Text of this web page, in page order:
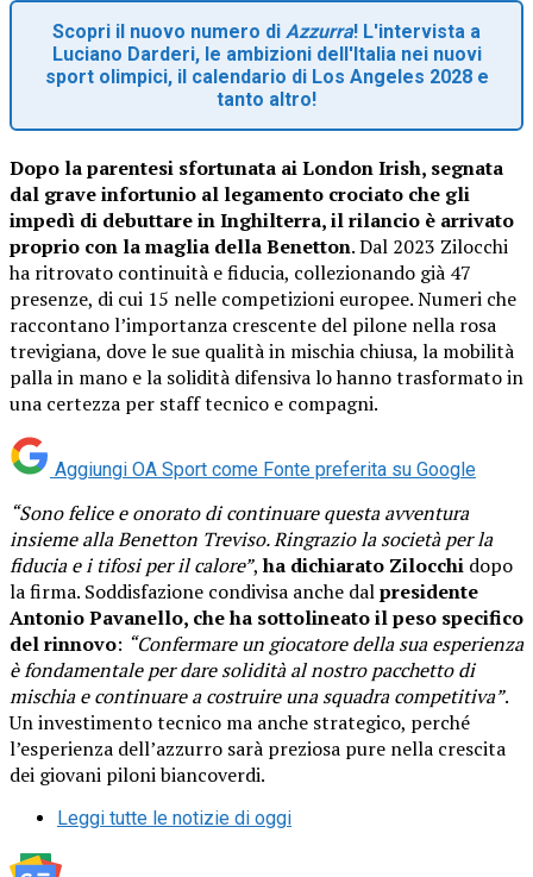
Scopri il nuovo numero di Azzurra! L'intervista a
Luciano Darderi, le ambizioni dell'Italia nei nuovi
sport olimpici, il calendario di Los Angeles 2028 e
tanto altro!
Dopo la parentesi sfortunata ai London Irish, segnata
dal grave infortunio al legamento crociato che gli
impedì di debuttare in Inghilterra, il rilancio è arrivato
proprio con la maglia della Benetton. Dal 2023 Zilocchi
ha ritrovato continuità e fiducia, collezionando già 47
presenze, di cui 15 nelle competizioni europee. Numeri che
raccontano l’importanza crescente del pilone nella rosa
trevigiana, dove le sue qualità in mischia chiusa, la mobilità
palla in mano e la solidità difensiva lo hanno trasformato in
una certezza per staff tecnico e compagni.
Aggiungi OA Sport come Fonte preferita su Google
“Sono felice e onorato di continuare questa avventura
insieme alla Benetton Treviso. Ringrazio la società per la
fiducia e i tifosi per il calore”,ha dichiarato Zilocchi dopo
la firma. Soddisfazione condivisa anche dalpresidente
Antonio Pavanello, che ha sottolineato il peso specifico
del rinnovo: “Confermare un giocatore della sua esperienza
è fondamentale per dare solidità al nostro pacchetto di
mischia e continuare a costruire una squadra competitiva”.
Un investimento tecnico ma anche strategico, perché
l’esperienza dell’azzurro sarà preziosa pure nella crescita
dei giovani piloni biancoverdi.
Leggi tutte le notizie di oggi